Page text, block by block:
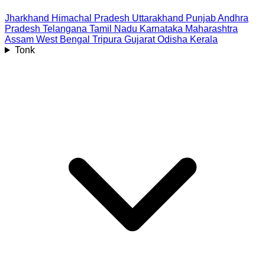
Jharkhand Himachal Pradesh Uttarakhand PunjabAndhra
Pradesh Telangana Tamil Nadu Karnataka Maharashtra
Assam West Bengal Tripura Gujarat Odisha Kerala
Tonk